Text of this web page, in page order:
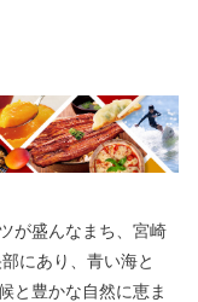
が盛んなまち、宮崎
と豊かな自然に恵ま